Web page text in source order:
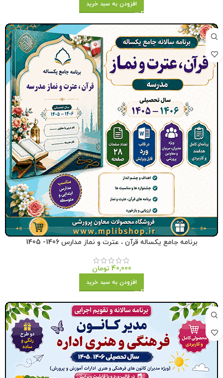
افزودن به سبد خرید
برنامه جامع یکساله قرآن ، عترت و نماز مدارس 1406- 1405
40,000 تومان
افزودن به سبد خرید